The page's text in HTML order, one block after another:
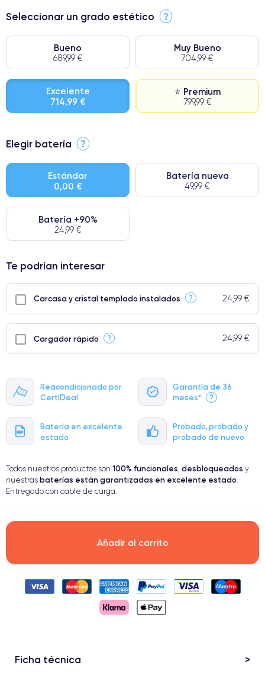
Reacondicionado por
CertiDeal
Garantía de 36
meses*
?
Batería en excelente
estado
Probado, probado y
probado de nuevo
Seleccionar un grado estético ?
Bueno
689,99 €
Muy Bueno
704,99 €
Excelente
714,99 €
⭐ Premium
799,99 €
⭐ Premium
● Batería: uso intensivo.
● Solo el 5% de nuestros teléfonos tienen una categoría Premium.
Elegir batería ?
Estándar
0,00 €
Batería nueva
49,99 €
Batería +90%
24,99 €
Te podrían interesar
Carcasa y cristal templado instalados ? 24,99 €
Cargador rápido ? 24,99 €
Todos nuestros productos son 100% funcionales, desbloqueados y
nuestras baterías están garantizadas en excelente estado.
Entregado con cable de carga.
Añadir al carrito
Ficha técnica